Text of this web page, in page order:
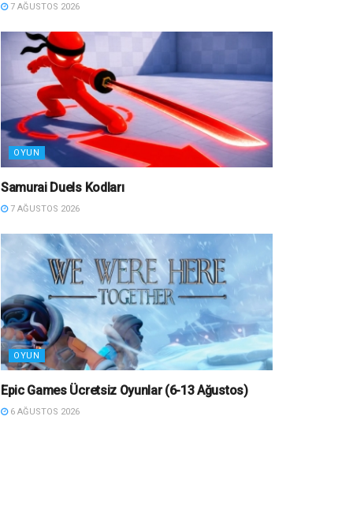
7 AĞUSTOS 2026
OYUN
Samurai Duels Kodları
7 AĞUSTOS 2026
OYUN
Epic Games Ücretsiz Oyunlar (6-13 Ağustos)
6 AĞUSTOS 2026